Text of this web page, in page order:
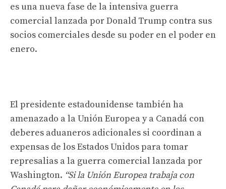
es una nueva fase de la intensiva guerra
comercial lanzada por Donald Trump contra sus
socios comerciales desde su poder en el poder en
enero.
El presidente estadounidense también ha
amenazado a la Unión Europea y a Canadá con
deberes aduaneros adicionales si coordinan a
expensas de los Estados Unidos para tomar
represalias a la guerra comercial lanzada por
Washington. “Si la Unión Europea trabaja con